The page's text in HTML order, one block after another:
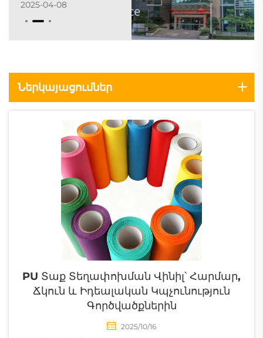
փոխանցման
նյութերի մասին, և դա
արտադրանքներ
գնելու համար: Այս
ամբողջական գնման
ցուցակ ջերմության
փոխանցման
նյութերի մասին:
Առաջին կարևոր
քայլը? Ընտրել ճիշտ...
2025-04-08
Ներկայացումներ
PU Տաք Տեղափոխման Վինիլ՝ Հարմար,
Ճկուն ԵՒ Իդեալական Կպչունություն
Գործվածքներին
2025/10/16